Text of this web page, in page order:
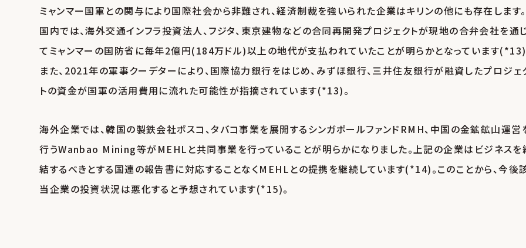
ミャンマー国軍との関与により国際社会から非難され、経済制裁を強いられた企業はキリンの他にも存在します。
国内では、海外交通インフラ投資法人、フジタ、東京建物などの合同再開発プロジェクトが現地の合弁会社を通
てミャンマーの国防省に毎年2億円(184万ドル)以上の地代が支払われていたことが明らかとなっています(*13)
また、2021年の軍事クーデターにより、国際協力銀行をはじめ、みずほ銀行、三井住友銀行が融資したプロジェ
トの資金が国軍の活用費用に流れた可能性が指摘されています(*13)。
海外企業では、韓国の製鉄会社ポスコ、タバコ事業を展開するシンガポールファンドRMH、中国の金鉱鉱山運営
行うWanbao Mining等がMEHLと共同事業を行っていることが明らかになりました。上記の企業はビジネスを
結するべきとする国連の報告書に対応することなくMEHLとの提携を継続しています(*14)。このことから、今後
当企業の投資状況は悪化すると予想されています(*15)。